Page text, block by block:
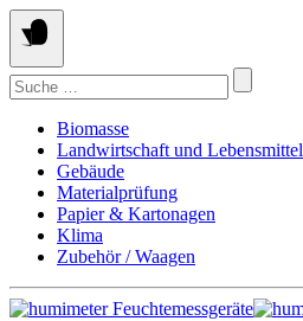
Springe
zum
Inhalt
Suchen
nach:
Biomasse
Landwirtschaft und Lebensmittel
Gebäude
Materialprüfung
Papier & Kartonagen
Klima
Zubehör / Waagen